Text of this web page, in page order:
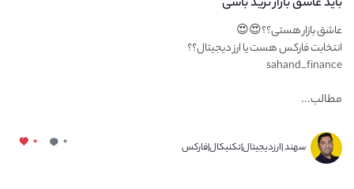
عاشق بازار هستی؟؟😍😍
انتخابت فارکس هست یا ارز دیجیتال؟؟
sahand_finance
مطالب...
سهند |ارزدیجیتال|تکنیکال|فارکس ۰ ۰